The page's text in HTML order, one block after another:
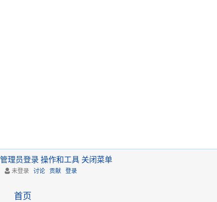
管理员登录 操作和工具 关闭菜单
未登录 讨论 贡献 登录
首页